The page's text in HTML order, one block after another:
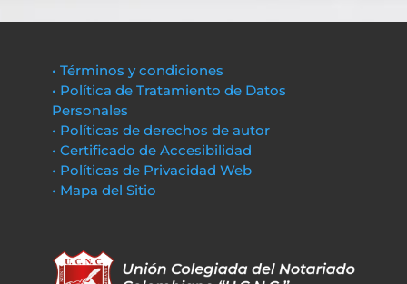
• Términos y condiciones
• Política de Tratamiento de Datos
Personales
• Políticas de derechos de autor
• Certificado de Accesibilidad
• Políticas de Privacidad Web
• Mapa del Sitio